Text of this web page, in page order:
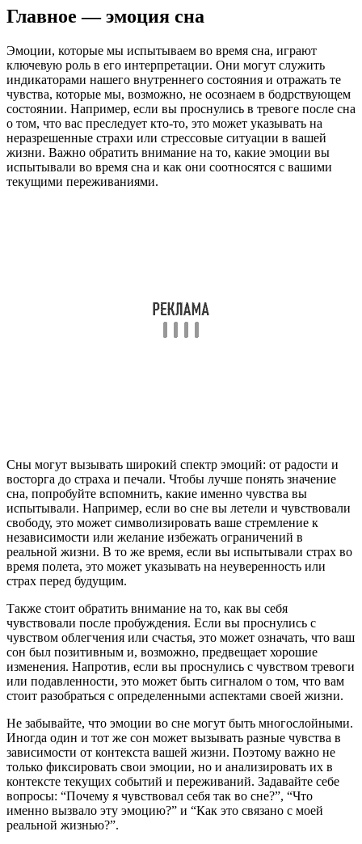
Главное — эмоция сна
Эмоции, которые мы испытываем во время сна, играют
ключевую роль в его интерпретации. Они могут служить
индикаторами нашего внутреннего состояния и отражать те
чувства, которые мы, возможно, не осознаем в бодрствующем
состоянии. Например, если вы проснулись в тревоге после сна
о том, что вас преследует кто-то, это может указывать на
неразрешенные страхи или стрессовые ситуации в вашей
жизни. Важно обратить внимание на то, какие эмоции вы
испытывали во время сна и как они соотносятся с вашими
текущими переживаниями.
Сны могут вызывать широкий спектр эмоций: от радости и
восторга до страха и печали. Чтобы лучше понять значение
сна, попробуйте вспомнить, какие именно чувства вы
испытывали. Например, если во сне вы летели и чувствовали
свободу, это может символизировать ваше стремление к
независимости или желание избежать ограничений в
реальной жизни. В то же время, если вы испытывали страх во
время полета, это может указывать на неуверенность или
страх перед будущим.
Также стоит обратить внимание на то, как вы себя
чувствовали после пробуждения. Если вы проснулись с
чувством облегчения или счастья, это может означать, что ваш
сон был позитивным и, возможно, предвещает хорошие
изменения. Напротив, если вы проснулись с чувством тревоги
или подавленности, это может быть сигналом о том, что вам
стоит разобраться с определенными аспектами своей жизни.
Не забывайте, что эмоции во сне могут быть многослойными.
Иногда один и тот же сон может вызывать разные чувства в
зависимости от контекста вашей жизни. Поэтому важно не
только фиксировать свои эмоции, но и анализировать их в
контексте текущих событий и переживаний. Задавайте себе
вопросы: “Почему я чувствовал себя так во сне?”, “Что
именно вызвало эту эмоцию?” и “Как это связано с моей
реальной жизнью?”.